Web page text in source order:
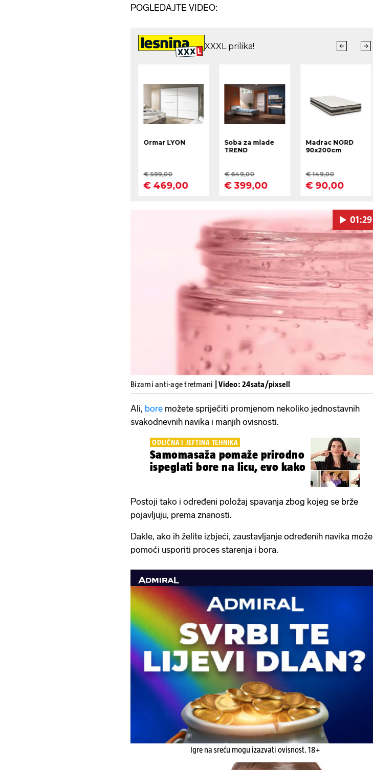
POGLEDAJTE VIDEO:
Pokretanje videa...
01:29
Bizarni anti-age tretmani | Video: 24sata/pixsell
Ali, bore možete spriječiti promjenom nekoliko jednostavnih
svakodnevnih navika i manjih ovisnosti.
ODLIČNA I JEFTINA TEHNIKA
Samomasaža pomaže prirodno
ispeglati bore na licu, evo kako
Postoji tako i određeni položaj spavanja zbog kojeg se brže
pojavljuju, prema znanosti.
Dakle, ako ih želite izbjeći, zaustavljanje određenih navika može
pomoći usporiti proces starenja i bora.
Igre na sreću mogu izazvati ovisnost. 18+